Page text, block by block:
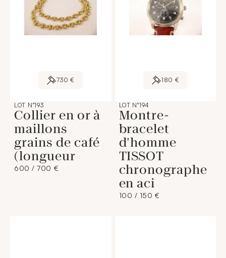
730 €
LOT N°193
Collier en or à
maillons
grains de café
(longueur
600 / 700 €
180 €
LOT N°194
Montre-
bracelet
d'homme
TISSOT
chronographe
en aci
100 / 150 €